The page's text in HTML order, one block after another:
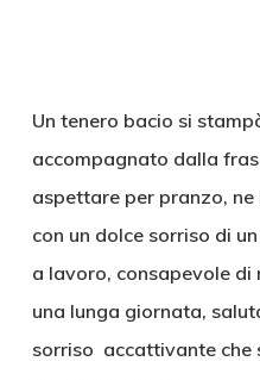
Un tenero bacio si
accompagnato dalla
aspettare per pranzo,
con un dolce sorriso di
a lavoro, consapevole di
una lunga giornata,
sorriso accattivante che